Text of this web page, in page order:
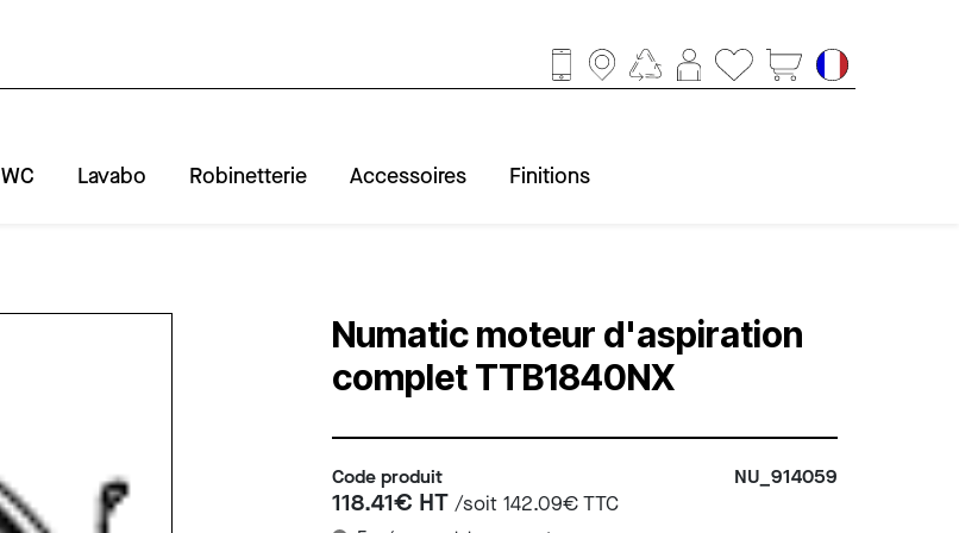
Douche
Baignoire
WC
WC
Lavabo
Lavabo
Robinetterie
Robinetterie
Accessoires
Accessoires
Finitions
Finitions
Numatic moteur d'aspiration
complet TTB1840NX
Code produit NU_914059
118.41€ HT /soit 142.09€ TTC